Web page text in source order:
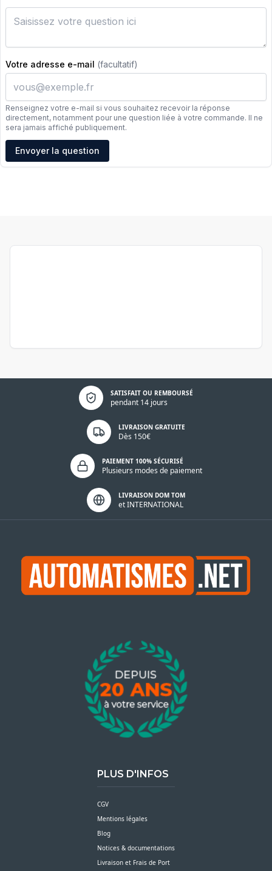
Votre adresse e-mail (facultatif)
Renseignez votre e-mail si vous souhaitez recevoir la réponse
directement, notamment pour une question liée à votre commande. Il ne
sera jamais affiché publiquement.
Adresse e-mail
Envoyer la question
SATISFAIT OU REMBOURSÉ
pendant 14 jours
Politique de confidentialité
LIVRAISON GRATUITE
Dès 150€
PAIEMENT 100% SÉCURISÉ
Plusieurs modes de paiement
LIVRAISON DOM TOM
et INTERNATIONAL
PLUS D'INFOS
CGV
Mentions légales
Blog
Notices & documentations
Livraison et Frais de Port